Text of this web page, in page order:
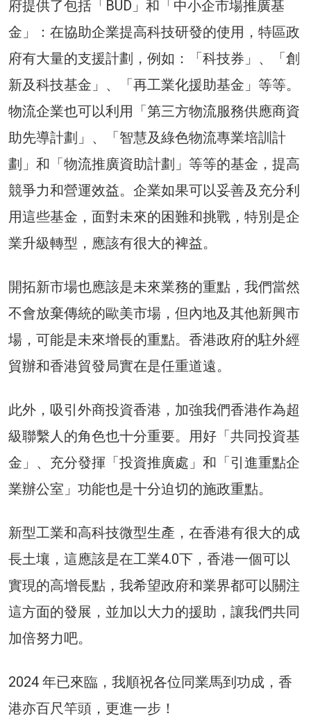
府提供了包括「BUD」和「中小企市場推廣基
金」：在協助企業提高科技研發的使用，特區政
府有大量的支援計劃，例如：「科技券」、「創
新及科技基金」、「再工業化援助基金」等等。
物流企業也可以利用「第三方物流服務供應商資
助先導計劃」、「智慧及綠色物流專業培訓計
劃」和「物流推廣資助計劃」等等的基金，提高
競爭力和營運效益。企業如果可以妥善及充分利
用這些基金，面對未來的困難和挑戰，特別是企
業升級轉型，應該有很大的裨益。
開拓新市場也應該是未來業務的重點，我們當然
不會放棄傳統的歐美市場，但內地及其他新興市
場，可能是未來增長的重點。香港政府的駐外經
貿辦和香港貿發局實在是任重道遠。
此外，吸引外商投資香港，加強我們香港作為超
級聯繫人的角色也十分重要。用好「共同投資基
金」、充分發揮「投資推廣處」和「引進重點企
業辦公室」功能也是十分迫切的施政重點。
新型工業和高科技微型生產，在香港有很大的成
長土壤，這應該是在工業4.0下，香港一個可以
實現的高增長點，我希望政府和業界都可以關注
這方面的發展，並加以大力的援助，讓我們共同
加倍努力吧。
2024 年已來臨，我順祝各位同業馬到功成，香
港亦百尺竿頭，更進一步！